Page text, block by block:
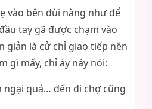
vào bên đùi nàng như để
tay gã được chạm vào
giản là cử chỉ giao tiếp nên
gì mấy, chỉ áy náy nói:
ngại quá… đến đi chợ cũng